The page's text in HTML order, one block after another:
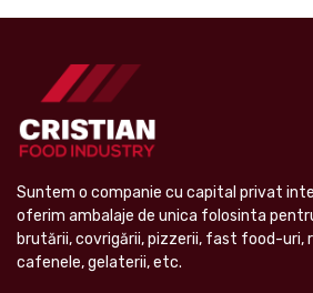
Suntem o companie cu capital privat
oferim ambalaje de unica folosinta
brutării, covrigării, pizzerii, fast food-uri,
cafenele, gelaterii, etc.